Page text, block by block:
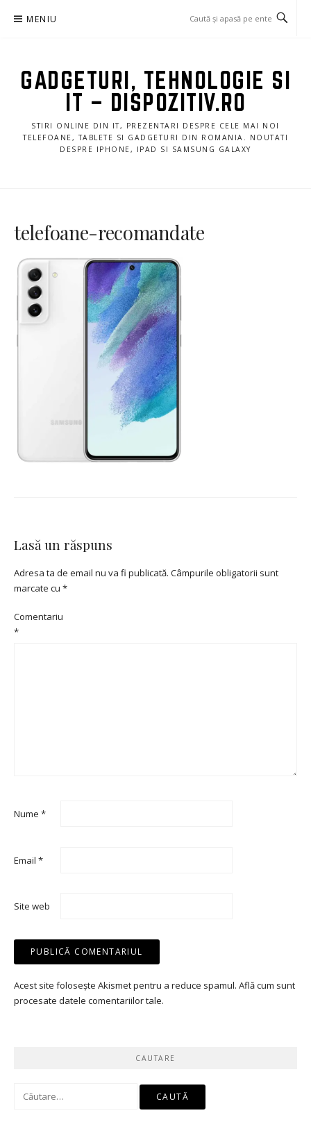
MENIU
GADGETURI, TEHNOLOGIE SI
IT – DISPOZITIV.RO
STIRI ONLINE DIN IT, PREZENTARI DESPRE CELE MAI NOI
TELEFOANE, TABLETE SI GADGETURI DIN ROMANIA. NOUTATI
DESPRE IPHONE, IPAD SI SAMSUNG GALAXY
telefoane-recomandate
Lasă un răspuns
Adresa ta de email nu va fi publicată. Câmpurile obligatorii sunt
marcate cu *
Comentariu
*
Nume *
Email *
Site web
Acest site folosește Akismet pentru a reduce spamul. Află cum sunt
procesate datele comentariilor tale.
CAUTARE
Caută